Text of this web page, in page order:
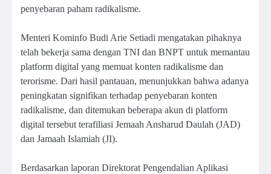
penyebaran paham radikalisme.
Menteri Kominfo Budi Arie Setiadi mengatakan pihaknya
telah bekerja sama dengan TNI dan BNPT untuk memantau
platform digital yang memuat konten radikalisme dan
terorisme. Dari hasil pantauan, menunjukkan bahwa adanya
peningkatan signifikan terhadap penyebaran konten
radikalisme, dan ditemukan beberapa akun di platform
digital tersebut terafiliasi Jemaah Ansharud Daulah (JAD)
dan Jamaah Islamiah (JI).
Berdasarkan laporan Direktorat Pengendalian Aplikasi